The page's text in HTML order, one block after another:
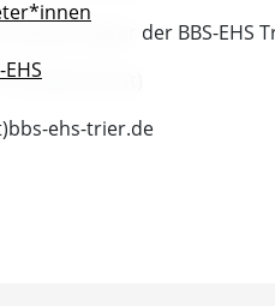
Beauftragter der BBS-EHS
(Sekretariat)
ehs-trier.de